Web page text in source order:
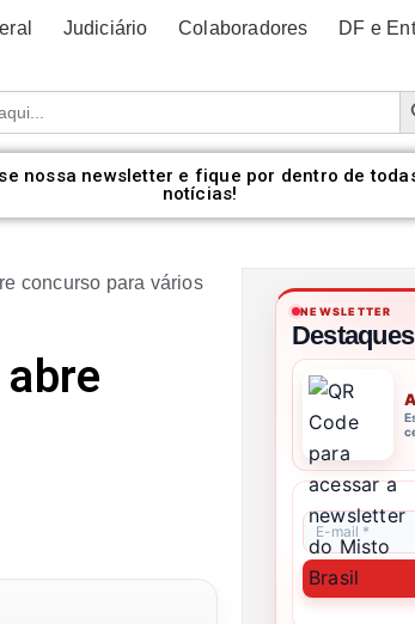
Judiciário Colaboradores DF e
nossa newsletter e fique por dentro de
notícias!
concurso para vários
NEWSLETTER